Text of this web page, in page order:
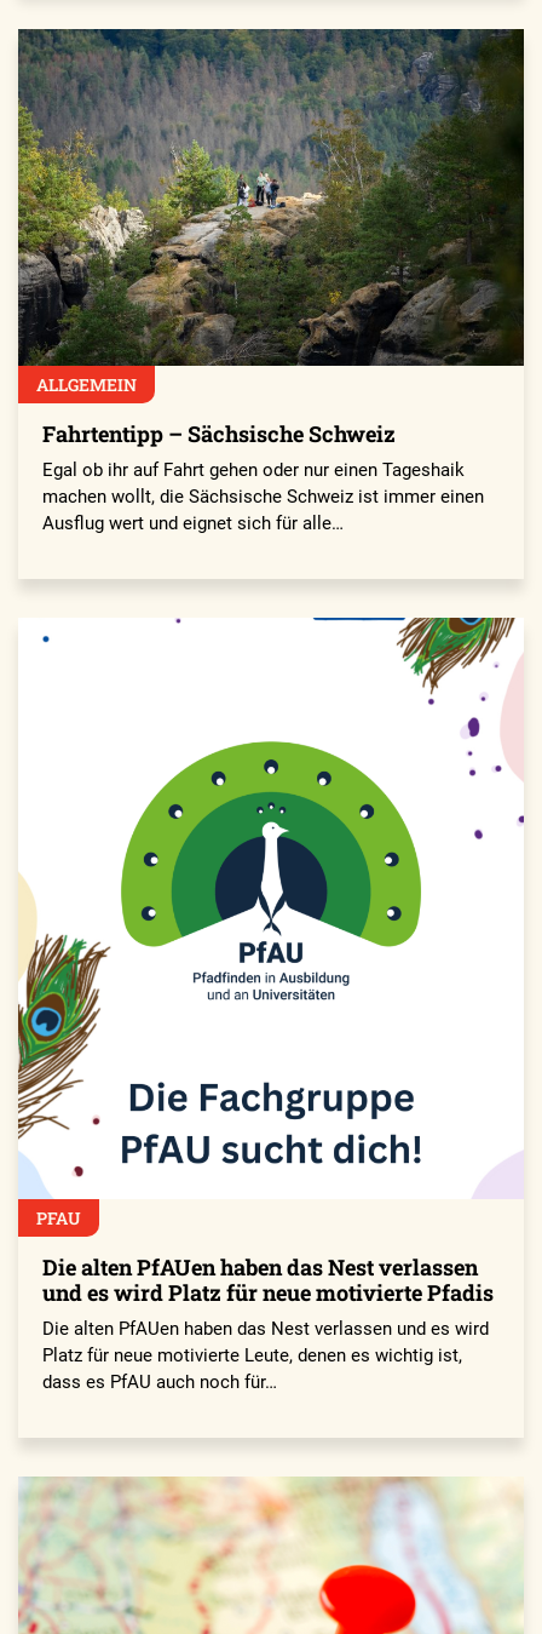
ALLGEMEIN
Fahrtentipp – Sächsische Schweiz
Egal ob ihr auf Fahrt gehen oder nur einen Tageshaik
machen wollt, die Sächsische Schweiz ist immer einen
Ausflug wert und eignet sich für alle…
PFAU
Die alten PfAUen haben das Nest verlassen
und es wird Platz für neue motivierte Pfadis
Die alten PfAUen haben das Nest verlassen und es wird
Platz für neue motivierte Leute, denen es wichtig ist,
dass es PfAU auch noch für…